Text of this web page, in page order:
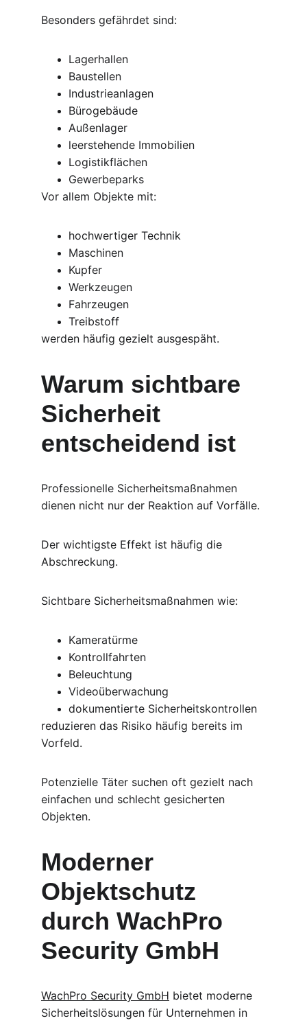
Besonders gefährdet sind:
Lagerhallen
Baustellen
Industrieanlagen
Bürogebäude
Außenlager
leerstehende Immobilien
Logistikflächen
Gewerbeparks
Vor allem Objekte mit:
hochwertiger Technik
Maschinen
Kupfer
Werkzeugen
Fahrzeugen
Treibstoff
werden häufig gezielt ausgespäht.
Warum sichtbare
Sicherheit
entscheidend ist
Professionelle Sicherheitsmaßnahmen
dienen nicht nur der Reaktion auf Vorfälle.
Der wichtigste Effekt ist häufig die
Abschreckung.
Sichtbare Sicherheitsmaßnahmen wie:
Kameratürme
Kontrollfahrten
Beleuchtung
Videoüberwachung
dokumentierte Sicherheitskontrollen
reduzieren das Risiko häufig bereits im
Vorfeld.
Potenzielle Täter suchen oft gezielt nach
einfachen und schlecht gesicherten
Objekten.
Moderner
Objektschutz
durch WachPro
Security GmbH
WachPro Security GmbH bietet moderne
Sicherheitslösungen für Unternehmen in